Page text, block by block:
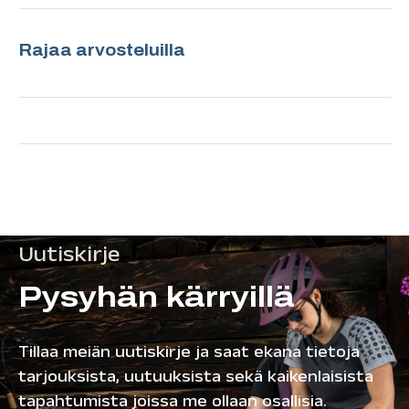
Rajaa arvosteluilla
Uutiskirje
Pysyhän kärryillä
Tillaa meiän uutiskirje ja saat ekana tietoja
tarjouksista, uutuuksista sekä kaikenlaisista
tapahtumista joissa me ollaan osallisia.